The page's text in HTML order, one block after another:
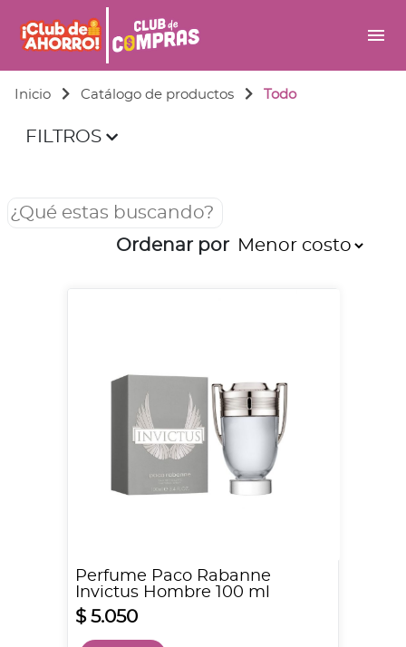
menu
Inicio Catálogo de productos Todo
FILTROS
Ordenar por
Perfume Paco Rabanne
Invictus Hombre 100 ml
$ 5.050